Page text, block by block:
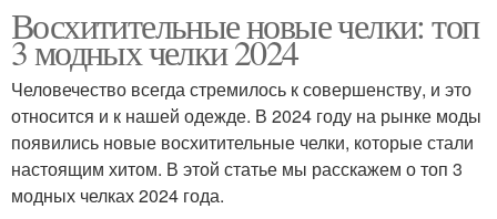
Восхитительные новые челки: топ
3 модных челки 2024
Человечество всегда стремилось к совершенству, и это
относится и к нашей одежде. В 2024 году на рынке моды
появились новые восхитительные челки, которые стали
настоящим хитом. В этой статье мы расскажем о топ 3
модных челках 2024 года.